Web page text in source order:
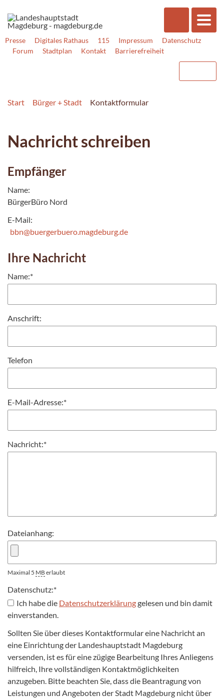
Presse Digitales Rathaus 115 Impressum
Datenschutz
Forum
Stadtplan Kontakt Barrierefreiheit
Start Bürger + Stadt Kontaktformular
Nachricht schreiben
Empfänger
Name:
BürgerBüro Nord
E-Mail:
bbn@buergerbuero.magdeburg.de
Ihre Nachricht
Name:*
Anschrift:
Telefon
E-Mail-Adresse:*
Nachricht:*
Dateianhang:
Maximal 5 MB erlaubt
Datenschutz:*
Ich habe die Datenschutzerklärunggelesen und bin damit
einverstanden.
Sollten Sie über dieses Kontaktformular eine Nachricht an
eine Einrichtung der Landeshauptstadt Magdeburg
versenden, ist es für eine zügige Bearbeitung Ihres Anliegens
hilfreich, Ihre vollständigen Kontaktmöglichkeiten
anzugeben. Bitte beachten Sie, dass die Beantragung von
Leistungen und Angeboten der Stadt Magdeburg nicht über